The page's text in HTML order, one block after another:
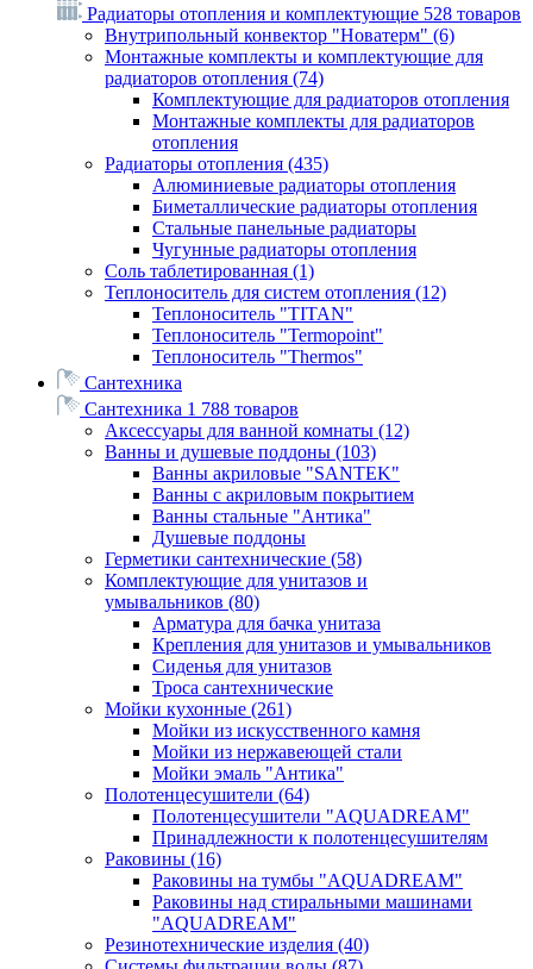
Радиаторы отопления и комплектующие 528 товаров
Внутрипольный конвектор "Новатерм" (6)
Монтажные комплекты и комплектующие для
радиаторов отопления (74)
Комплектующие для радиаторов отопления
Монтажные комплекты для радиаторов
отопления
Радиаторы отопления (435)
Алюминиевые радиаторы отопления
Биметаллические радиаторы отопления
Стальные панельные радиаторы
Чугунные радиаторы отопления
Соль таблетированная (1)
Теплоноситель для систем отопления (12)
Теплоноситель "TITAN"
Теплоноситель "Termopoint"
Теплоноситель "Thermos"
Сантехника
Сантехника 1 788 товаров
Аксессуары для ванной комнаты (12)
Ванны и душевые поддоны (103)
Ванны акриловые "SANTEK"
Ванны с акриловым покрытием
Ванны стальные "Антика"
Душевые поддоны
Герметики сантехнические (58)
Комплектующие для унитазов и
умывальников (80)
Арматура для бачка унитаза
Крепления для унитазов и умывальников
Сиденья для унитазов
Троса сантехнические
Мойки кухонные (261)
Мойки из искусственного камня
Мойки из нержавеющей стали
Мойки эмаль "Антика"
Полотенцесушители (64)
Полотенцесушители "AQUADREAM"
Принадлежности к полотенцесушителям
Раковины (16)
Раковины на тумбы "AQUADREAM"
Раковины над стиральными машинами
"AQUADREAM"
Резинотехнические изделия (40)